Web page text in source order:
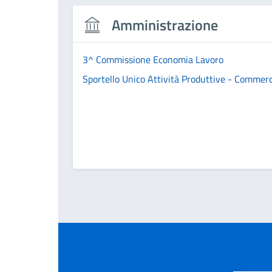
Amministrazione
3^ Commissione Economia Lavoro
Sportello Unico Attività Produttive -